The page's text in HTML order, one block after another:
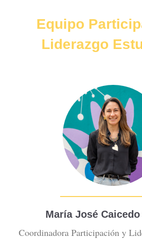
Equipo
Liderazgo
María José
Coordinadora Participación y